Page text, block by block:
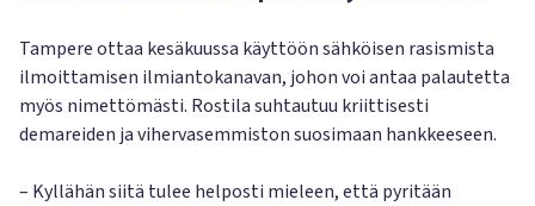
Tampere ottaa kesäkuussa käyttöön sähköisen rasismista
ilmoittamisen ilmiantokanavan, johon voi antaa palautetta
myös nimettömästi. Rostila suhtautuu kriittisesti
demareiden ja vihervasemmiston suosimaan hankkeeseen.
– Kyllähän siitä tulee helposti mieleen, että pyritään